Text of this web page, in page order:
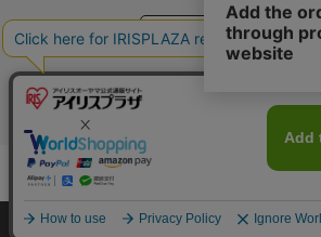
コーポレートサイト
Copyright © 2001 IRISPLAZA. ALL